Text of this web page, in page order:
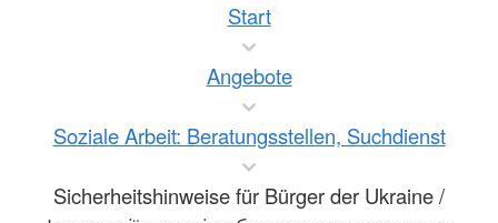
Start
Angebote
Soziale Arbeit: Beratungsstellen, Suchdienst
Sicherheitshinweise für Bürger der Ukraine /